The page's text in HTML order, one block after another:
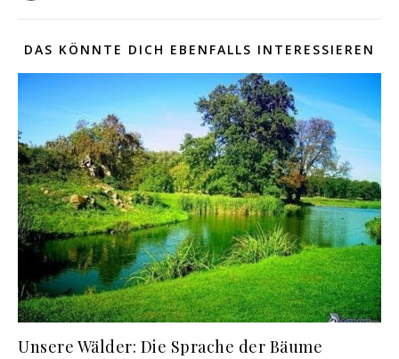
DAS KÖNNTE DICH EBENFALLS INTERESSIEREN
Unsere Wälder: Die Sprache der Bäume